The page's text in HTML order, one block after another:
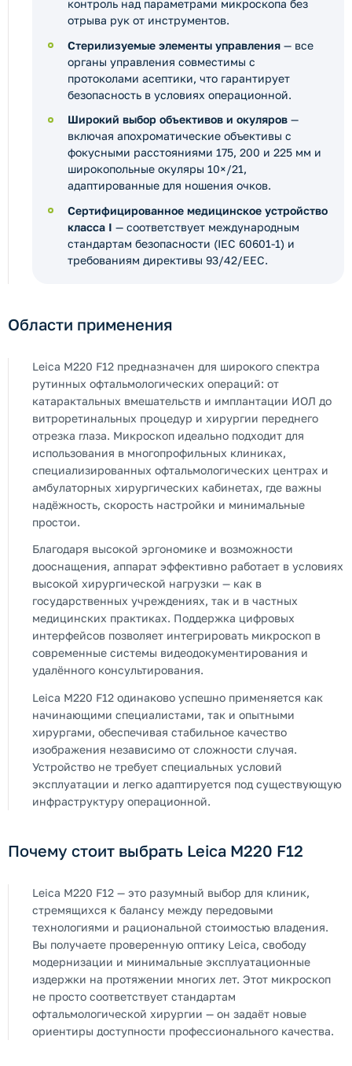
контроль над параметрами микроскопа без
отрыва рук от инструментов.
Стерилизуемые элементы управления — все
органы управления совместимы с
протоколами асептики, что гарантирует
безопасность в условиях операционной.
Широкий выбор объективов и окуляров —
включая апохроматические объективы с
фокусными расстояниями 175, 200 и 225 мм и
широкопольные окуляры 10×/21,
адаптированные для ношения очков.
Сертифицированное медицинское устройство
класса I — соответствует международным
стандартам безопасности (IEC 60601-1) и
требованиям директивы 93/42/EEC.
Области применения
Leica M220 F12 предназначен для широкого спектра
рутинных офтальмологических операций: от
катарактальных вмешательств и имплантации ИОЛ до
витроретинальных процедур и хирургии переднего
отрезка глаза. Микроскоп идеально подходит для
использования в многопрофильных клиниках,
специализированных офтальмологических центрах и
амбулаторных хирургических кабинетах, где важны
надёжность, скорость настройки и минимальные
простои.
Благодаря высокой эргономике и возможности
дооснащения, аппарат эффективно работает в условиях
высокой хирургической нагрузки — как в
государственных учреждениях, так и в частных
медицинских практиках. Поддержка цифровых
интерфейсов позволяет интегрировать микроскоп в
современные системы видеодокументирования и
удалённого консультирования.
Leica M220 F12 одинаково успешно применяется как
начинающими специалистами, так и опытными
хирургами, обеспечивая стабильное качество
изображения независимо от сложности случая.
Устройство не требует специальных условий
эксплуатации и легко адаптируется под существующую
инфраструктуру операционной.
Почему стоит выбрать Leica M220 F12
Leica M220 F12 — это разумный выбор для клиник,
стремящихся к балансу между передовыми
технологиями и рациональной стоимостью владения.
Вы получаете проверенную оптику Leica, свободу
модернизации и минимальные эксплуатационные
издержки на протяжении многих лет. Этот микроскоп
не просто соответствует стандартам
офтальмологической хирургии — он задаёт новые
ориентиры доступности профессионального качества.